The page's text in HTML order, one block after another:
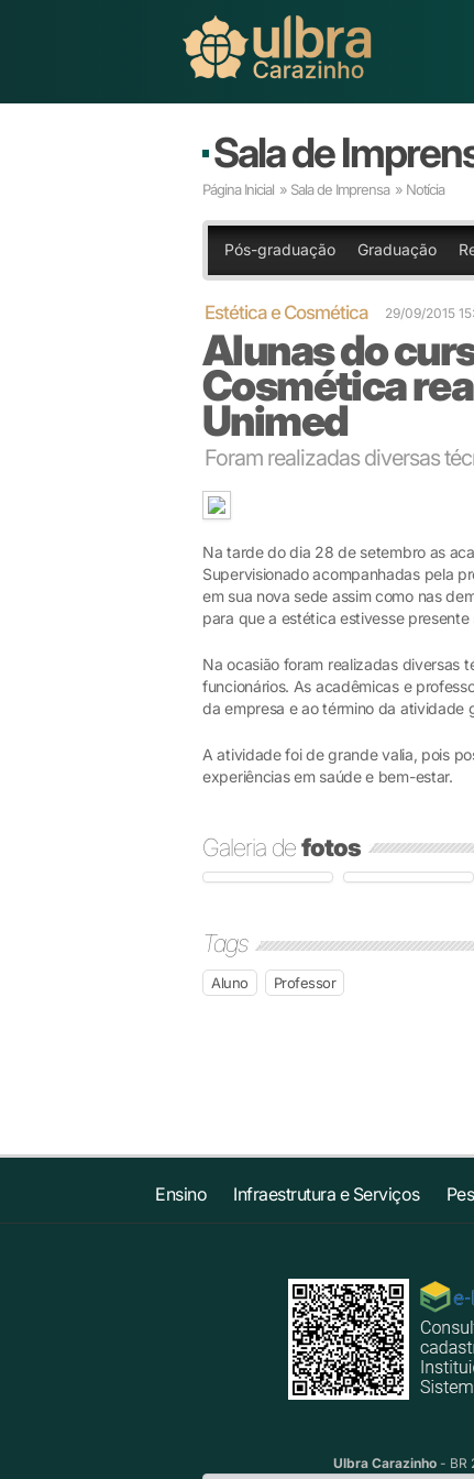
Sala de
Página Inicial » Sala de Imprensa » Notícia
Pós-graduação Graduação
Estética e Cosmética 29/09/2015
Alunas do
Cosmética
Unimed
Foram realizadas diversas
Na tarde do dia 28 de setembro as
Supervisionado acompanhadas pela
em sua nova sede assim como nas
para que a estética estivesse
Na ocasião foram realizadas diversas
funcionários. As acadêmicas e
da empresa e ao término da atividade
A atividade foi de grande valia, pois
experiências em saúde e bem-estar.
Galeria defotos
Tags
Aluno Professor
Ensino Infraestrutura e Serviços
Ulbra Carazinho- BR